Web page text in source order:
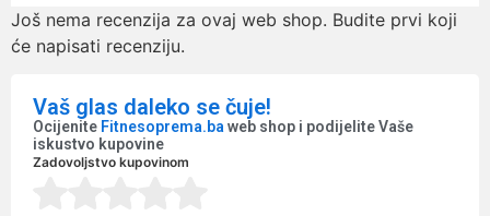
Još nema recenzija za ovaj web shop. Budite prvi koji
će napisati recenziju.
Vaš glas daleko se čuje!
Ocijenite Fitnesoprema.ba web shop i podijelite Vaše
iskustvo kupovine
Zadovoljstvo kupovinom